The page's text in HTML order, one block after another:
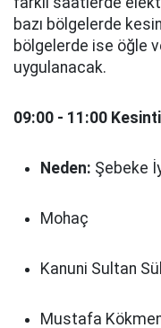
bazı bölgelerde
bölgelerde ise öğle
uygulanacak.
09:00 - 11:00
Neden: Şebeke
Mohaç
Kanuni Sultan
Mustafa